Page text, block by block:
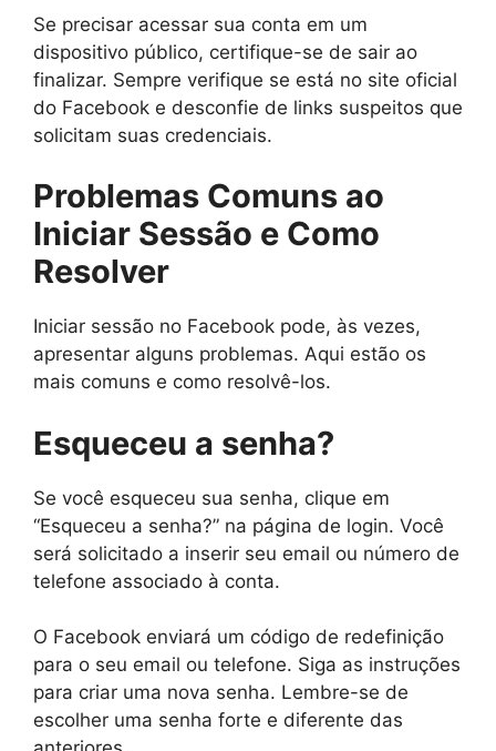
Se precisar acessar sua conta em um
dispositivo público, certifique-se de sair ao
finalizar. Sempre verifique se está no site oficial
do Facebook e desconfie de links suspeitos que
solicitam suas credenciais.
Problemas Comuns ao
Iniciar Sessão e Como
Resolver
Iniciar sessão no Facebook pode, às vezes,
apresentar alguns problemas. Aqui estão os
mais comuns e como resolvê-los.
Esqueceu a senha?
Se você esqueceu sua senha, clique em
“Esqueceu a senha?” na página de login. Você
será solicitado a inserir seu email ou número de
telefone associado à conta.
O Facebook enviará um código de redefinição
para o seu email ou telefone. Siga as instruções
para criar uma nova senha. Lembre-se de
escolher uma senha forte e diferente das